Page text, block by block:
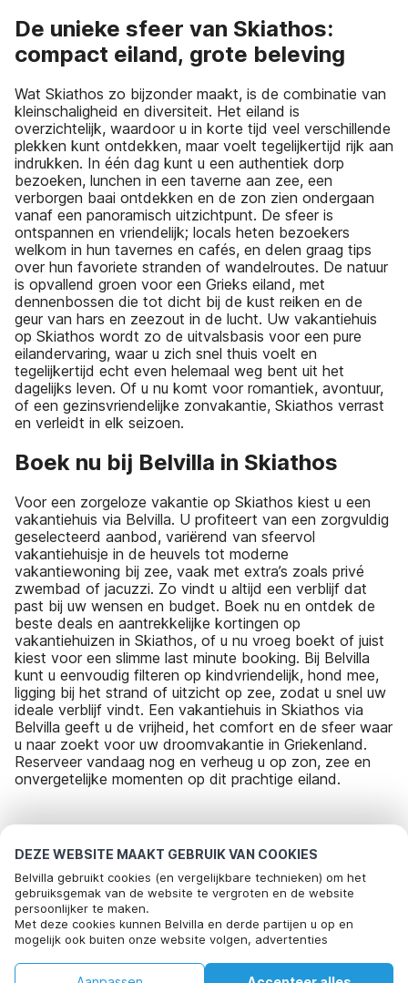
DEZE WEBSITE MAAKT GEBRUIK VAN COOKIES
Belvilla gebruikt cookies (en vergelijkbare technieken) om het
gebruiksgemak van de website te vergroten en de website
persoonlijker te maken.
Met deze cookies kunnen Belvilla en derde partijen u op en
mogelijk ook buiten onze website volgen, advertenties
social media.
De unieke sfeer van Skiathos:
compact eiland, grote beleving
Wat Skiathos zo bijzonder maakt, is de combinatie van
kleinschaligheid en diversiteit. Het eiland is
overzichtelijk, waardoor u in korte tijd veel verschillende
plekken kunt ontdekken, maar voelt tegelijkertijd rijk aan
indrukken. In één dag kunt u een authentiek dorp
bezoeken, lunchen in een taverne aan zee, een
verborgen baai ontdekken en de zon zien ondergaan
vanaf een panoramisch uitzichtpunt. De sfeer is
ontspannen en vriendelijk; locals heten bezoekers
welkom in hun tavernes en cafés, en delen graag tips
over hun favoriete stranden of wandelroutes. De natuur
is opvallend groen voor een Grieks eiland, met
dennenbossen die tot dicht bij de kust reiken en de
geur van hars en zeezout in de lucht. Uw vakantiehuis
op Skiathos wordt zo de uitvalsbasis voor een pure
eilandervaring, waar u zich snel thuis voelt en
tegelijkertijd echt even helemaal weg bent uit het
dagelijks leven. Of u nu komt voor romantiek, avontuur,
of een gezinsvriendelijke zonvakantie, Skiathos verrast
en verleidt in elk seizoen.
Boek nu bij Belvilla in Skiathos
Voor een zorgeloze vakantie op Skiathos kiest u een
vakantiehuis via Belvilla. U profiteert van een zorgvuldig
geselecteerd aanbod, variërend van sfeervol
vakantiehuisje in de heuvels tot moderne
vakantiewoning bij zee, vaak met extra’s zoals privé
zwembad of jacuzzi. Zo vindt u altijd een verblijf dat
past bij uw wensen en budget. Boek nu en ontdek de
beste deals en aantrekkelijke kortingen op
vakantiehuizen in Skiathos, of u nu vroeg boekt of juist
kiest voor een slimme last minute booking. Bij Belvilla
kunt u eenvoudig filteren op kindvriendelijk, hond mee,
ligging bij het strand of uitzicht op zee, zodat u snel uw
ideale verblijf vindt. Een vakantiehuis in Skiathos via
Belvilla geeft u de vrijheid, het comfort en de sfeer waar
u naar zoekt voor uw droomvakantie in Griekenland.
Reserveer vandaag nog en verheug u op zon, zee en
onvergetelijke momenten op dit prachtige eiland.
Meest populaire bestemmingen voor
vakantie
Top steden met top voorzieningen voor vakantie
Kindvriendelijke vakantiehuizen eleftherna
Kindvriendelijke vakantiehuizen roussospiti
Populaire voorzieningen voor vakantie in Skiathos
Vakantiehuis voor 20 personen